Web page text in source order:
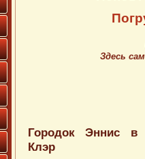
Здесь
Городок Эннис в
Клэр